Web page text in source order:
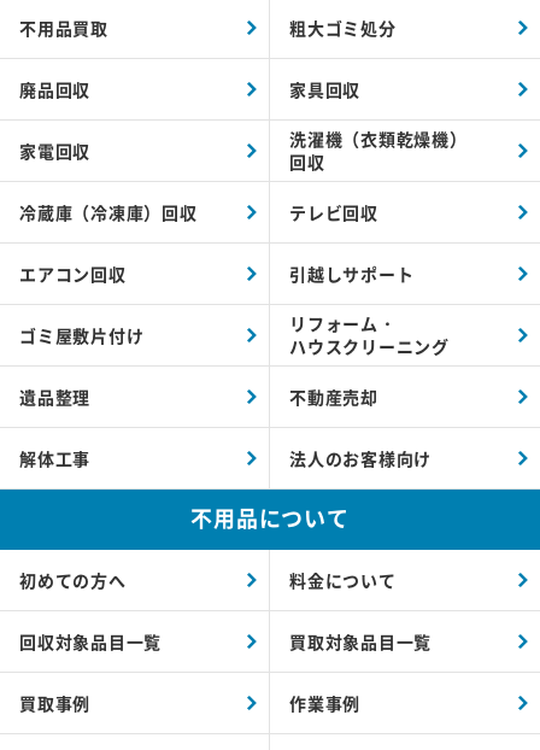
不用品買取 粗大ゴミ処分
廃品回収 家具回収
家電回収
洗濯機（衣類乾燥機）
回収
冷蔵庫（冷凍庫）回収 テレビ回収
エアコン回収 引越しサポート
ゴミ屋敷片付け
リフォーム・
ハウスクリーニング
遺品整理 不動産売却
解体工事 法人のお客様向け
不用品について
初めての方へ 料金について
回収対象品目一覧 買取対象品目一覧
買取事例 作業事例